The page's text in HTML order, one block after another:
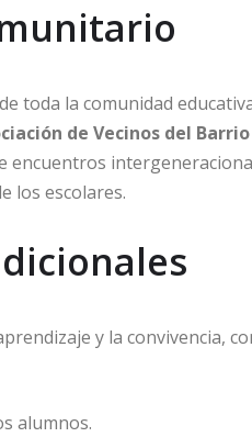
toda la comunidad
de Vecinos del
encuentros
los escolares.
y la convivencia,
alumnos.